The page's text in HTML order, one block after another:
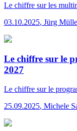
Le chiffre sur les
03.10.2025, Jürg
Le chiffre sur le
2027
Le chiffre sur le
25.09.2025, Michele